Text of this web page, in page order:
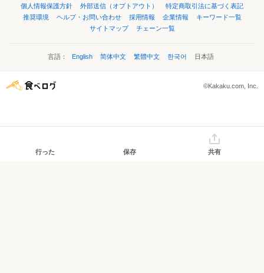
個人情報保護方針
外部送信（オプトアウト）
特定商取引法に基づく表記
推奨環境
ヘルプ・お問い合わせ 採用情報 企業情報
キーワード一覧
サイトマップ
チェーン一覧
言語： English 简体中文 繁體中文 한국어 日本語
©Kakaku.com, Inc.
行った 保存 共有